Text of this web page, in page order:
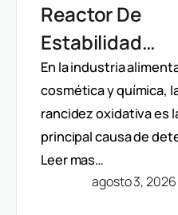
Reactor De
Estabilidad
Oxidativa
VELP: Análisis
Directo De Vida
Sin Extracción
Grasa
En la industria
cosmética y química,
rancidez oxidativa es
principal causa de
Leer mas…
agosto 3, 2026